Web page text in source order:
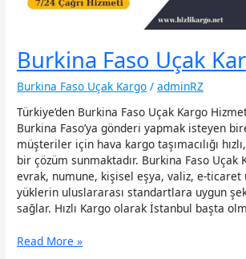
Burkina Faso Uçak
Burkina Faso Uçak Kargo /adminRZ
Türkiye’den Burkina Faso Uçak Kargo
Burkina Faso’ya gönderi yapmak isteyen
müşteriler için hava kargo taşımacılığı
bir çözüm sunmaktadır. Burkina Faso Uçak
evrak, numune, kişisel eşya, valiz, e-
yüklerin uluslararası standartlara uygun
sağlar. Hızlı Kargo olarak İstanbul başta
Burkina
Read More »